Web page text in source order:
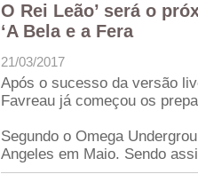
O Rei Leão’ será o
‘A Bela e a Fera
21/03/2017
Após o sucesso da versão
Favreau já começou os
Segundo o Omega
Angeles em Maio. Sendo